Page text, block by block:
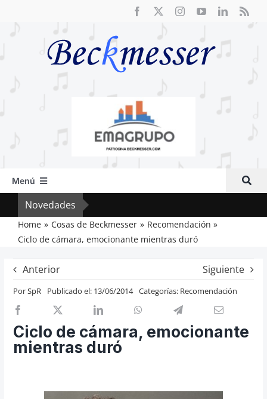
Menú
Inicio
Actual
Artículos
Crítica
Previos de ópera
Cosas de Beckmesser
Novedades
Home Cosas de Beckmesser
Recomendación
Ciclo de cámara, emocionante mientras duró
Anterior Siguiente
PorSpR Publicado el: 13/06/2014 Categorías: Recomendación
Ciclo de cámara, emocionante
mientras duró